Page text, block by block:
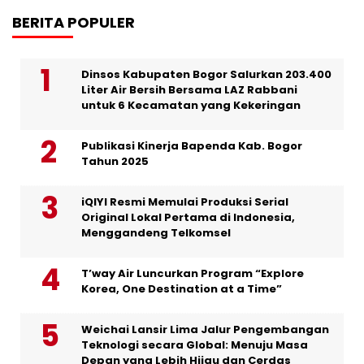
BERITA POPULER
Dinsos Kabupaten Bogor Salurkan 203.400
Liter Air Bersih Bersama LAZ Rabbani
untuk 6 Kecamatan yang Kekeringan
Publikasi Kinerja Bapenda Kab. Bogor
Tahun 2025
iQIYI Resmi Memulai Produksi Serial
Original Lokal Pertama di Indonesia,
Menggandeng Telkomsel
T’way Air Luncurkan Program “Explore
Korea, One Destination at a Time”
Weichai Lansir Lima Jalur Pengembangan
Teknologi secara Global: Menuju Masa
Depan yang Lebih Hijau dan Cerdas